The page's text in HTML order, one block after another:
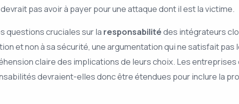
pas avoir à payer pour une attaque dont il est la victime.
questions cruciales sur la responsabilitédes intégrateurs
et non à sa sécurité, une argumentation qui ne satisfait
claire des implications de leurs choix. Les
devraient-elles donc être étendues pour inclure la